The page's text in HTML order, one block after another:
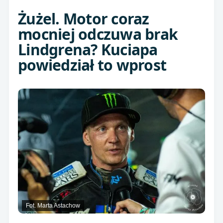
Żużel. Motor coraz
mocniej odczuwa brak
Lindgrena? Kuciapa
powiedział to wprost
Fot. Marta Astachow